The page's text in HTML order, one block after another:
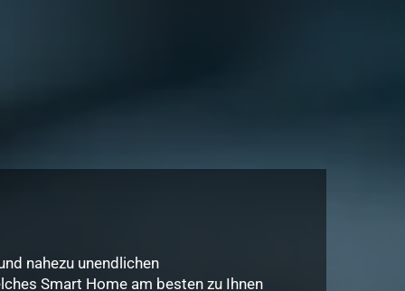
nahezu unendlichen
Smart Home am besten zu Ihnen